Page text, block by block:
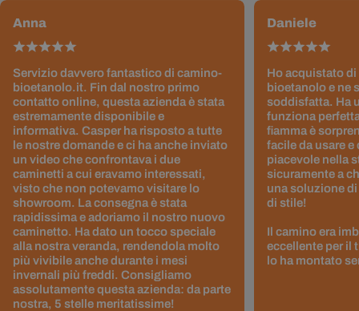
Anna
Servizio davvero fantastico di camino-
bioetanolo.it. Fin dal nostro primo
contatto online, questa azienda è stata
estremamente disponibile e
informativa. Casper ha risposto a tutte
le nostre domande e ci ha anche inviato
un video che confrontava i due
caminetti a cui eravamo interessati,
visto che non potevamo visitare lo
showroom. La consegna è stata
rapidissima e adoriamo il nostro nuovo
caminetto. Ha dato un tocco speciale
alla nostra veranda, rendendola molto
più vivibile anche durante i mesi
invernali più freddi. Consigliamo
assolutamente questa azienda: da parte
nostra, 5 stelle meritatissime!
Daniele
Ho acquistato di
bioetanolo e ne
soddisfatta. Ha
funziona
fiamma è
facile da usare e
piacevole nella
sicuramente a
una soluzione
di stile!
Il camino era
eccellente per il
lo ha montato